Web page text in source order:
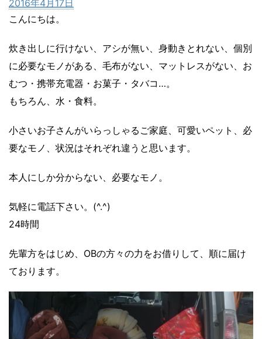
2016年4月17日
こんにちは。
炊き出しに行けない、アシが無い、身動きとれない、個別
に必要なモノがある、毛布がない、マットレスがない、お
むつ・携帯充電器・お菓子・タバコ…。
もちろん、水・食料。
小さいお子さんがいらっしゃるご家庭、可愛いペット、必
要なモノ、状況はそれぞれ違うと思います。
本人にしか分からない、必要なモノ。
気軽に電話下さい。(^.^)
24時間
先輩方をはじめ、OBの方々の力をお借りして、順に届け
ております。